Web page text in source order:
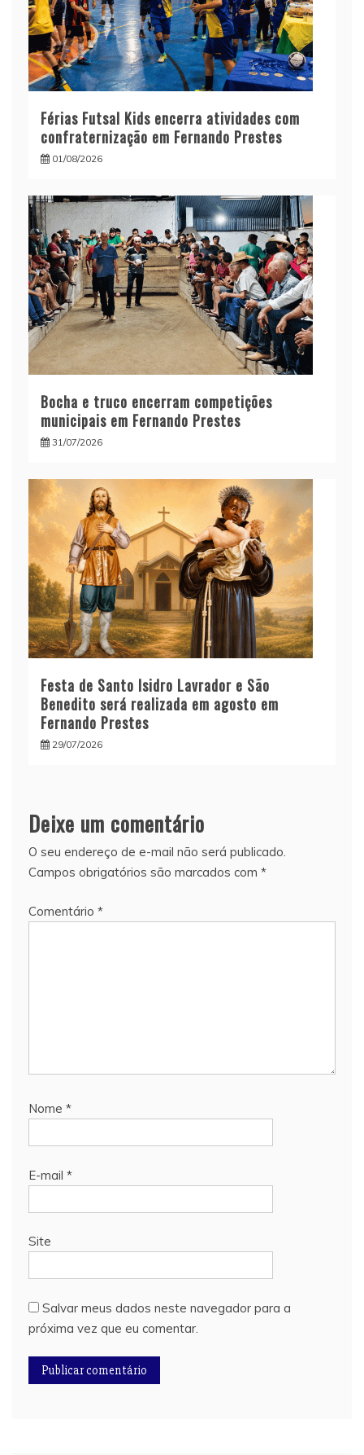
Férias Futsal Kids encerra atividades com
confraternização em Fernando Prestes
01/08/2026
Bocha e truco encerram competições
municipais em Fernando Prestes
31/07/2026
Festa de Santo Isidro Lavrador e São
Benedito será realizada em agosto em
Fernando Prestes
29/07/2026
Deixe um comentário
O seu endereço de e-mail não será publicado.
Campos obrigatórios são marcados com *
Comentário *
Nome *
E-mail *
Site
Salvar meus dados neste navegador para a
próxima vez que eu comentar.